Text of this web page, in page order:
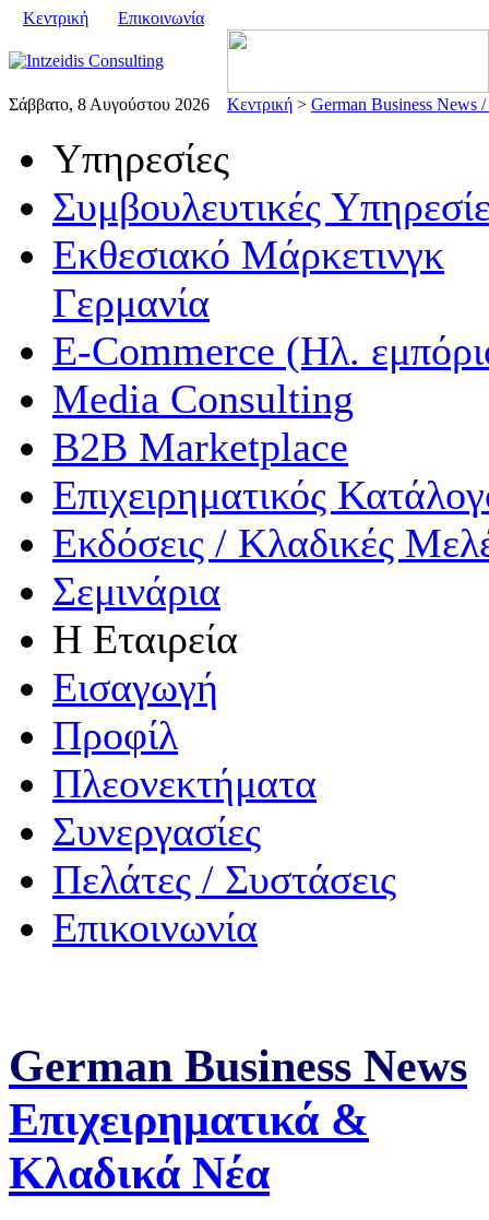
Κεντρική Επικοινωνία
Σάββατο, 8 Αυγούστου 2026 Κεντρική > German Business News
Υπηρεσίες
Συμβουλευτικές
Εκθεσιακό Μάρκετινγκ
Γερμανία
E-Commerce (Ηλ.
Media Consulting
B2B Marketplace
Επιχειρηματικός
Εκδόσεις / Κλαδικές
Σεμινάρια
Η Εταιρεία
Εισαγωγή
Προφίλ
Πλεονεκτήματα
Συνεργασίες
Πελάτες / Συστάσεις
Επικοινωνία
German Business News
Επιχειρηματικά &
Κλαδικά Νέα